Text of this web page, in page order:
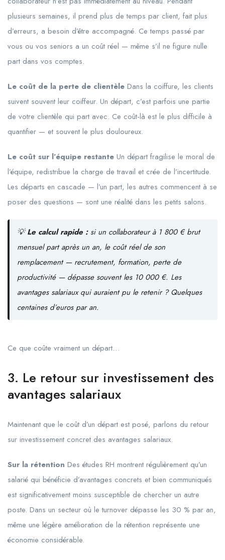
plusieurs semaines, il prend plus de temps par client, fait plus
d’erreurs, a besoin d’être accompagné. Ce temps passé par
vous ou vos seniors a un coût réel — même s’il ne figure nulle
part dans vos comptes.
Le coût de la perte de clientèle Dans la coiffure, les clients
suivent souvent leur coiffeur. Un départ, c’est parfois une partie
de votre clientèle qui part avec. Ce coût-là est le plus difficile à
quantifier — et souvent le plus douloureux.
Le coût sur l’équipe restante Un départ fragilise le moral de
l’équipe, redistribue la charge de travail et crée de l’incertitude.
Les départs en cascade — l’un part, les autres commencent à se
poser des questions — sont une réalité dans les petits salons.
💡Le calcul rapide :si un collaborateur à 1 800 € brut
mensuel part après un an, le coût réel de son
remplacement — recrutement, formation, perte de
productivité — dépasse souvent les 10 000 €. Les
avantages salariaux qui auraient pu le retenir ? Quelques
centaines d’euros par an.
Ce que coûte vraiment un départ…
3. Le retour sur investissement des
avantages salariaux
Maintenant que le coût d’un départ est posé, parlons du retour
sur investissement concret des avantages salariaux.
Sur la rétention Des études RH montrent régulièrement qu’un
salarié qui bénéficie d’avantages concrets et bien communiqués
est significativement moins susceptible de chercher un autre
poste. Dans un secteur où le turnover dépasse les 30 % par an,
même une légère amélioration de la rétention représente une
économie considérable.